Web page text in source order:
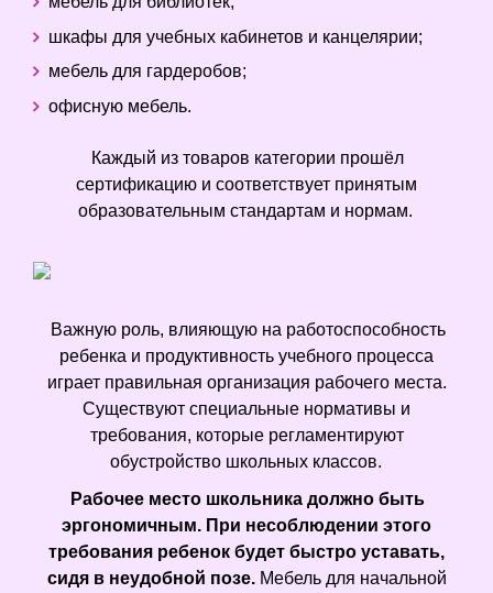
шкафы для учебных кабинетов и канцелярии;
мебель для гардеробов;
офисную мебель.
Каждый из товаров категории прошёл
сертификацию и соответствует принятым
образовательным стандартам и нормам.
Важную роль, влияющую на работоспособность
ребенка и продуктивность учебного процесса
играет правильная организация рабочего места.
Существуют специальные нормативы и
требования, которые регламентируют
обустройство школьных классов.
Рабочее место школьника должно быть
эргономичным. При несоблюдении этого
требования ребенок будет быстро уставать,
сидя в неудобной позе. Мебель для начальной